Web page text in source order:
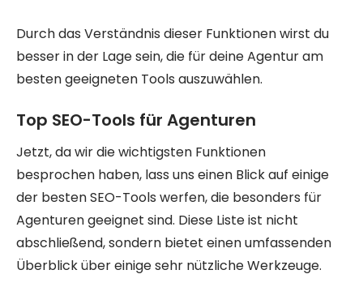
Durch das Verständnis dieser Funktionen wirst du
besser in der Lage sein, die für deine Agentur am
besten geeigneten Tools auszuwählen.
Top SEO-Tools für Agenturen
Jetzt, da wir die wichtigsten Funktionen
besprochen haben, lass uns einen Blick auf einige
der besten SEO-Tools werfen, die besonders für
Agenturen geeignet sind. Diese Liste ist nicht
abschließend, sondern bietet einen umfassenden
Überblick über einige sehr nützliche Werkzeuge.